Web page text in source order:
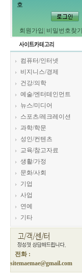
호
회원가입 비밀번호찾기
컴퓨터/인터넷
비지니스/경제
건강/의학
예술/엔터테인먼트
뉴스/미디어
스포츠/레크레이션
과학/학문
성인/컨텐츠
교육/참고자료
생활/가정
문화/사회
기업
사업
연예
기타
전화 :
sitemaemae@gmail.com